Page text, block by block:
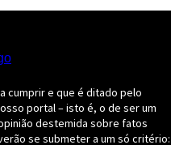
cumprir e que é ditado pelo
portal – isto é, o de ser um
destemida sobre fatos
se submeter a um só critério: